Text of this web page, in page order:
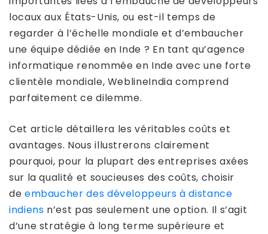
locaux aux États-Unis, ou est-il temps de
regarder à l’échelle mondiale et d’embaucher
une équipe dédiée en Inde ? En tant qu’agence
informatique renommée en Inde avec une forte
clientèle mondiale, WeblineIndia comprend
parfaitement ce dilemme.
Cet article détaillera les véritables coûts et
avantages. Nous illustrerons clairement
pourquoi, pour la plupart des entreprises axées
sur la qualité et soucieuses des coûts, choisir
de embaucher des développeurs à distance
indiens n’est pas seulement une option. Il s’agit
d’une stratégie à long terme supérieure et